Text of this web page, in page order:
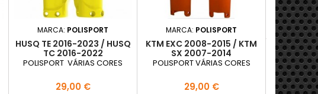
MARCA: POLISPORT
HUSQ TE 2016-2023 / HUSQ
TC 2016-2022
POLISPORT VÁRIAS CORES
Preço
29,00 €
MARCA: POLISPORT
KTM EXC 2008-2015 / KTM
SX 2007-2014
POLISPORT VÁRIAS CORES
Preço
29,00 €

